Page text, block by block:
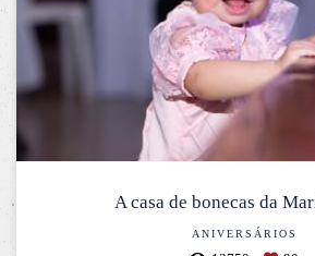
A casa de bonecas da
ANIVERSÁRIOS